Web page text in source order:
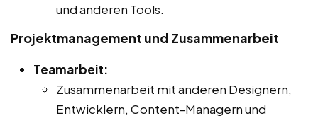
und anderen Tools.
Projektmanagement und Zusammenarbeit
Teamarbeit:
Zusammenarbeit mit anderen Designern,
Entwicklern, Content-Managern und